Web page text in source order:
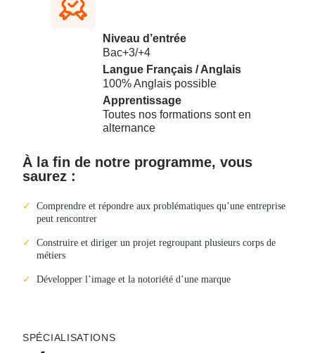
Niveau d’entrée
Bac+3/+4
Langue Français / Anglais
100% Anglais possible
Apprentissage
Toutes nos formations sont en
alternance
À la fin de notre programme, vous
saurez :
Comprendre et répondre aux problématiques qu’une entreprise
peut rencontrer
Construire et diriger un projet regroupant plusieurs corps de
métiers
Développer l’image et la notoriété d’une marque
SPÉCIALISATIONS